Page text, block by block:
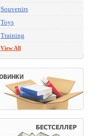
Souvenirs
Toys
Training
View All